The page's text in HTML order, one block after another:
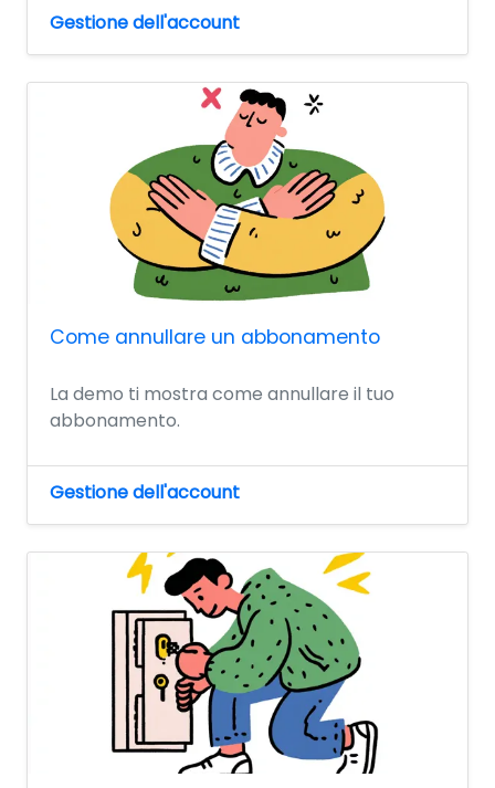
Gestione dell'account
Come annullare un abbonamento
La demo ti mostra come annullare il tuo
abbonamento.
Gestione dell'account